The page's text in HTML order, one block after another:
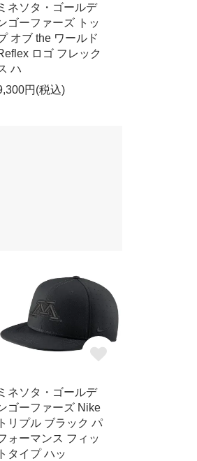
ミネソタ・ゴールデ
ゴーファーズ トッ
オブ the ワールド
ロゴ フレック
ハ
円(税込)
ミネソタ・ゴールデ
ゴーファーズ Nike
トリプル ブラック パ
ォーマンス フィッ
トタイプ ハッ